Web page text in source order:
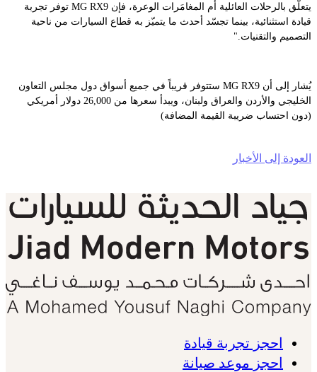
يتعلّق بالرحلات العائلية أم المغامَرات الوعرة، فإن MG RX9 توفر تجربة
قيادة استثنائية، بينما تجسّد أحدث ما يتميّز به قطاع السيارات من ناحية
التصميم والتقنيات."
يُشار إلى أن MG RX9 ستتوفر قريباً في جميع أسواق دول مجلس التعاون
الخليجي والأردن والعراق ولبنان، ويبدأ سعرها من 26,000 دولار أمريكي
(دون احتساب ضريبة القيمة المضافة)
العودة إلى الأخبار
احجز تجربة قيادة
احجز موعد صيانة